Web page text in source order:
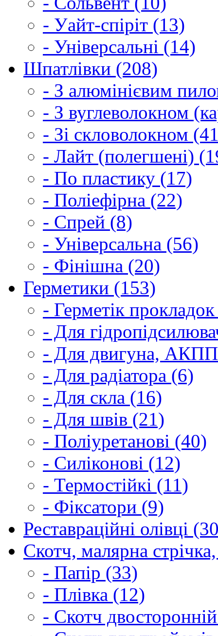
- Уайт-спіріт (13)
- Універсальні (14)
Шпатлівки (208)
- З алюмінієвим
- З вуглеволокном
- Зі скловолокном
- Лайт (полегшені)
- По пластику (17)
- Поліефірна (22)
- Спрей (8)
- Універсальна (56)
- Фінішна (20)
Герметики (153)
- Герметік
- Для
- Для двигуна,
- Для радіатора (6)
- Для скла (16)
- Для швів (21)
- Поліуретанові (40)
- Силіконові (12)
- Термостійкі (11)
- Фіксатори (9)
Реставраційні олівці
Скотч, малярна
- Папір (33)
- Плівка (12)
- Скотч